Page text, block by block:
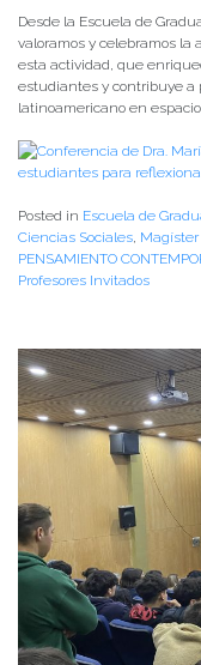
Desde la Escuela de
valoramos y celebramos
esta actividad, que
estudiantes y contribuye a
latinoamericano en
Posted in Escuela de
Ciencias Sociales,
PENSAMIENTO
Profesores Invitados